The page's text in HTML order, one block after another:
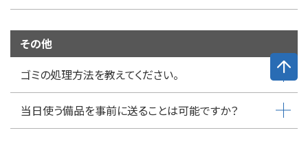
その他
ゴミの処理方法を教えてください。
当日使う備品を事前に送ることは可能ですか？